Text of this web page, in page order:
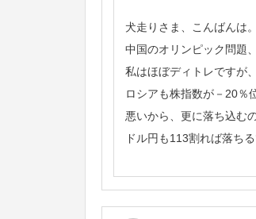
犬走りさま、こんばんは。
中国のオリンピック問題
私はほぼディトレですが
ロシアも株指数が－20％
悪いから、更に落ち込む
ドル円も113割れば落ちる